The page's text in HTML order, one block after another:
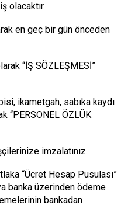
olacaktır.
en geç bir gün önceden
“İŞ SÖZLEŞMESİ”
ikametgah, sabıka kaydı
“PERSONEL ÖZLÜK
imzalatınız.
“Ücret Hesap Pusulası”
banka üzerinden ödeme
bankadan